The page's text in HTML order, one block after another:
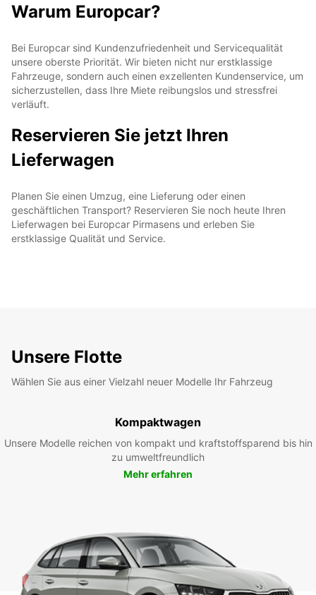
Warum Europcar?
Bei Europcar sind Kundenzufriedenheit und Servicequalität
unsere oberste Priorität. Wir bieten nicht nur erstklassige
Fahrzeuge, sondern auch einen exzellenten Kundenservice, um
sicherzustellen, dass Ihre Miete reibungslos und stressfrei
verläuft.
Reservieren Sie jetzt Ihren
Lieferwagen
Planen Sie einen Umzug, eine Lieferung oder einen
geschäftlichen Transport? Reservieren Sie noch heute Ihren
Lieferwagen bei Europcar Pirmasens und erleben Sie
erstklassige Qualität und Service.
Unsere Flotte
Wählen Sie aus einer Vielzahl neuer Modelle Ihr Fahrzeug
Kompaktwagen
Unsere Modelle reichen von kompakt und kraftstoffsparend bis hin
zu umweltfreundlich
Mehr erfahren